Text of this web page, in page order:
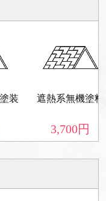
装 遮熱系無機塗料
3,700円